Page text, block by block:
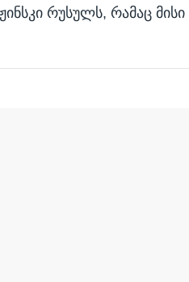
რუსულს, რამაც მისი